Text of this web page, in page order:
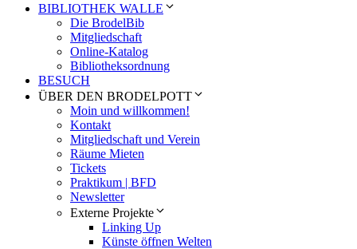
BIBLIOTHEK WALLE
Die BrodelBib
Mitgliedschaft
Online-Katalog
Bibliotheksordnung
BESUCH
ÜBER DEN BRODELPOTT
Moin und willkommen!
Kontakt
Mitgliedschaft und Verein
Räume Mieten
Tickets
Praktikum | BFD
Newsletter
Externe Projekte
Linking Up
Künste öffnen Welten